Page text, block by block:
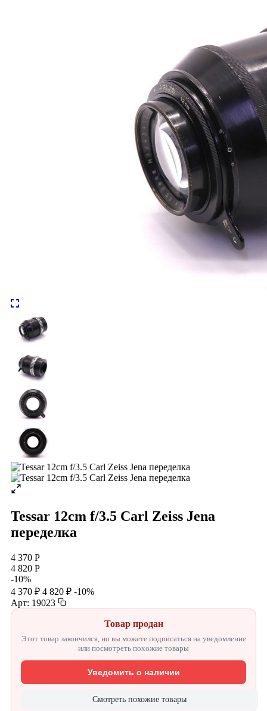
Tessar 12cm f/3.5 Carl Zeiss Jena
переделка
4 370 Р
4 820 Р
-10%
4 370 ₽ 4 820 ₽ -10%
Арт: 19023
Товар продан
Этот товар закончился, но вы можете подписаться на уведомление
или посмотреть похожие товары
Уведомить о наличии
Смотреть похожие товары